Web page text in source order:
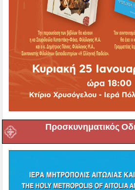
Προσκυνηματικός